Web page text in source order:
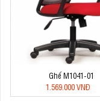
Ghế M1041-01
1.569.000 VNĐ